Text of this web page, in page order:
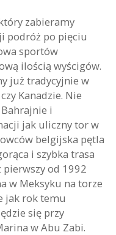
zabieramy
podróż po pięciu
sportów
ilością wyścigów.
już tradycyjnie w
Kanadzie. Nie
i
jak uliczny tor w
belgijska pętla
i szybka trasa
pierwszy od 1992
w Meksyku na torze
jak rok temu
się przy
w Abu Zabi.